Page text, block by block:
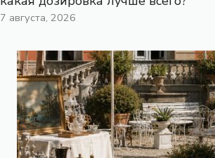
7 августа, 2026